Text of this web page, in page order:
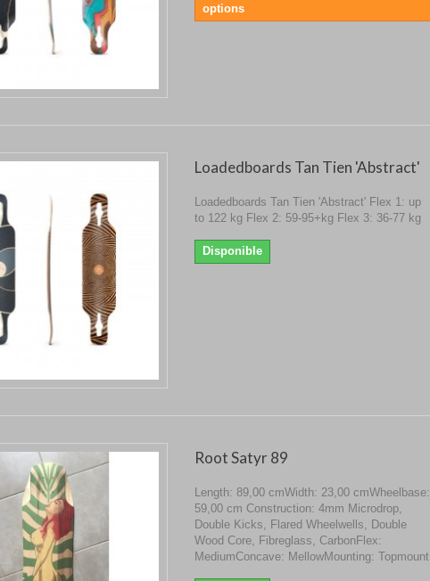
options
Loadedboards Tan Tien 'Abstract'
Loadedboards Tan Tien 'Abstract' Flex 1: up
to 122 kg Flex 2: 59-95+kg Flex 3: 36-77 kg
Disponible
Root Satyr 89
Length: 89,00 cmWidth: 23,00 cmWheelbase:
59,00 cm Construction: 4mm Microdrop,
Double Kicks, Flared Wheelwells, Double
Wood Core, Fibreglass, CarbonFlex:
MediumConcave: MellowMounting: Topmount